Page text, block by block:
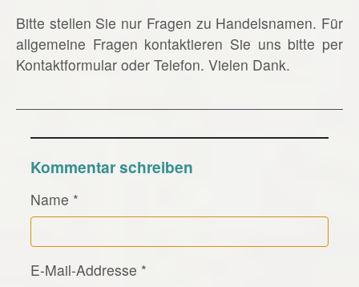
Bitte stellen Sie nur Fragen zu Handelsnamen. Für
allgemeine Fragen kontaktieren Sie uns bitte per
Kontaktformular oder Telefon. Vielen Dank.
Kommentar schreiben
Name *
E-Mail-Addresse *